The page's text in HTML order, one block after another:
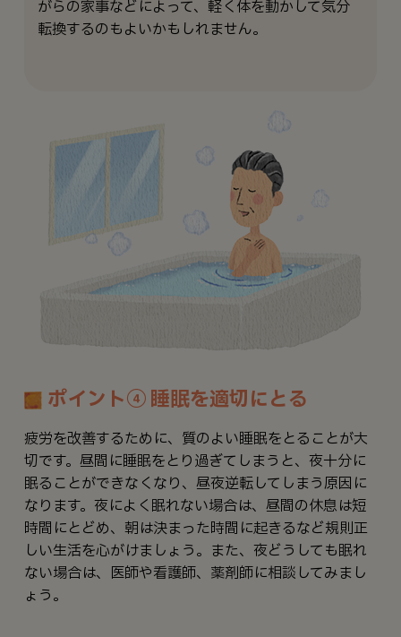
がらの家事などによって、軽く体を動かして気分
転換するのもよいかもしれません。
ポイント④ 睡眠を適切にとる
疲労を改善するために、質のよい睡眠をとることが大
切です。昼間に睡眠をとり過ぎてしまうと、夜十分に
眠ることができなくなり、昼夜逆転してしまう原因に
なります。夜によく眠れない場合は、昼間の休息は短
時間にとどめ、朝は決まった時間に起きるなど規則正
しい生活を心がけましょう。また、夜どうしても眠れ
ない場合は、医師や看護師、薬剤師に相談してみまし
ょう。